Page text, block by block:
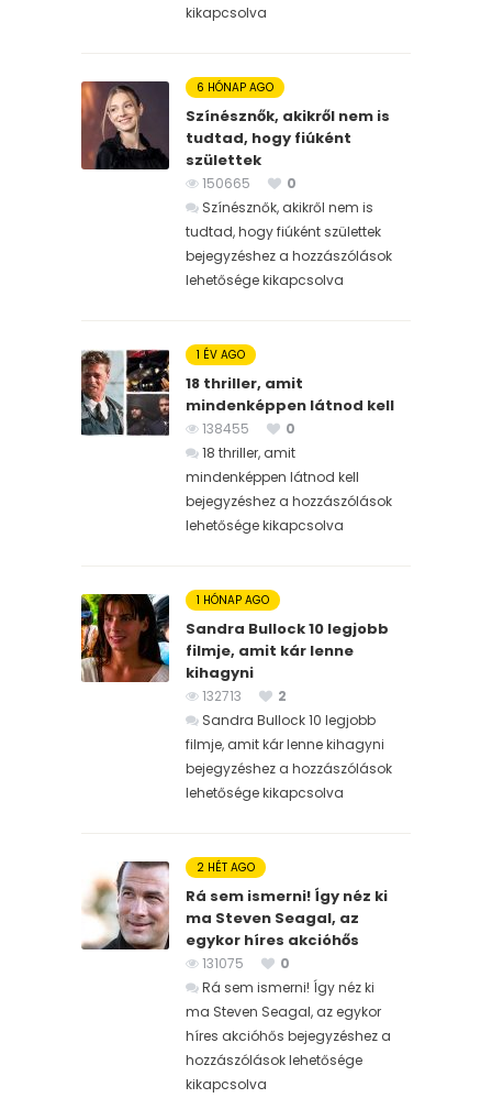
kikapcsolva
6 HÓNAP AGO
Színésznők, akikről nem is
tudtad, hogy fiúként
születtek
150665
0
Színésznők, akikről nem is
tudtad, hogy fiúként születtek
bejegyzéshez a hozzászólások
lehetősége kikapcsolva
1 ÉV AGO
18 thriller, amit
mindenképpen látnod kell
138455
0
18 thriller, amit
mindenképpen látnod kell
bejegyzéshez a hozzászólások
lehetősége kikapcsolva
1 HÓNAP AGO
Sandra Bullock 10 legjobb
filmje, amit kár lenne
kihagyni
132713
2
Sandra Bullock 10 legjobb
filmje, amit kár lenne kihagyni
bejegyzéshez a hozzászólások
lehetősége kikapcsolva
2 HÉT AGO
Rá sem ismerni! Így néz ki
ma Steven Seagal, az
egykor híres akcióhős
131075
0
Rá sem ismerni! Így néz ki
ma Steven Seagal, az egykor
híres akcióhős bejegyzéshez a
hozzászólások lehetősége
kikapcsolva